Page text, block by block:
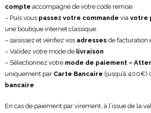
compte accompagné de votre code remise.
– Puis vous passez votre commande via votre
une boutique internet classique.
– saisissez et vérifiez vos adresses de facturation
– Validez votre mode de livraison
– Sélectionnez votre mode de paiement –
uniquement par Carte Bancaire (jusqu’à 400€)
bancaire .
En cas de paiement par virement, à l’issue de la